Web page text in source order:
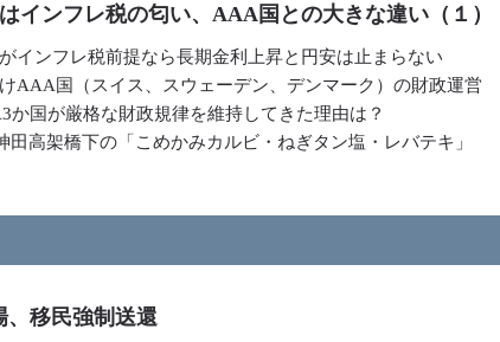
インフレ税の匂い、AAA国との大きな違い（１）
インフレ税前提なら長期金利上昇と円安は止まらない
AAA国（スイス、スウェーデン、デンマーク）の財政運営
か国が厳格な財政規律を維持してきた理由は？
田高架橋下の「こめかみカルビ・ねぎタン塩・レバテキ」
、移民強制送還